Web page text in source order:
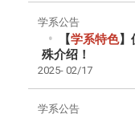
学系公告
【学系特色】
殊介绍！
2025- 02/17
学系公告